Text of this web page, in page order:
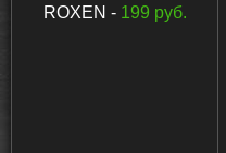
ROXEN - 199 руб.